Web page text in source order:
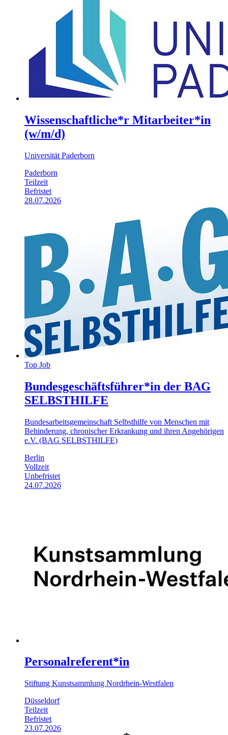
Wissenschaftliche*r Mitarbeiter*in
(w/m/d)
Universität Paderborn
Paderborn
Teilzeit
Befristet
28.07.2026
Top Job
Bundesgeschäftsführer*in der BAG
SELBSTHILFE
Bundesarbeitsgemeinschaft Selbsthilfe von Menschen mit
Behinderung, chronischer Erkrankung und ihren Angehörigen
e.V. (BAG SELBSTHILFE)
Berlin
Vollzeit
Unbefristet
24.07.2026
Personalreferent*in
Stiftung Kunstsammlung Nordrhein-Westfalen
Düsseldorf
Teilzeit
Befristet
23.07.2026